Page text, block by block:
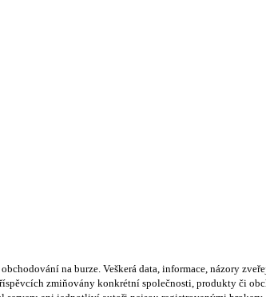
na burze. Veškerá data, informace, názory
zmiňovány konkrétní společnosti, produkty či